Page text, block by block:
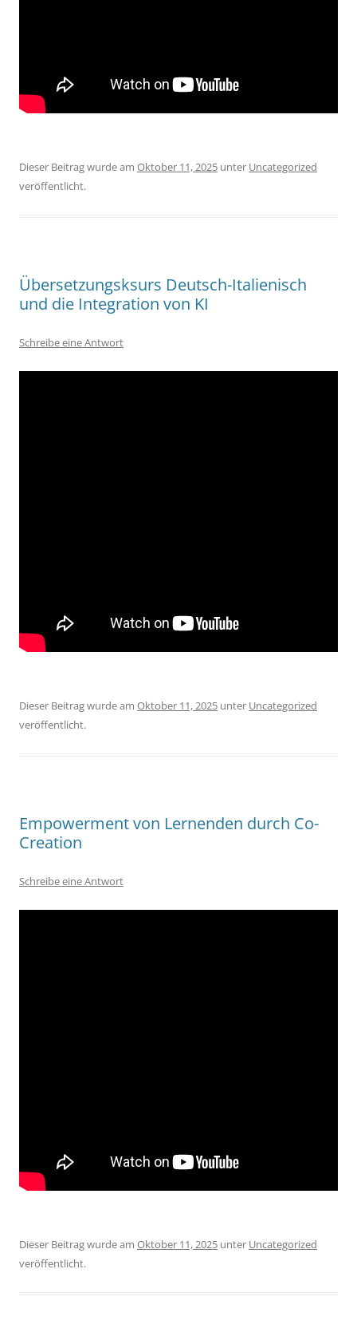
Dieser Beitrag wurde am Oktober 11, 2025 unter Uncategorized
veröffentlicht.
Übersetzungsksurs Deutsch-Italienisch
und die Integration von KI
Schreibe eine Antwort
Dieser Beitrag wurde am Oktober 11, 2025 unter Uncategorized
veröffentlicht.
Empowerment von Lernenden durch Co-
Creation
Schreibe eine Antwort
Dieser Beitrag wurde am Oktober 11, 2025 unter Uncategorized
veröffentlicht.